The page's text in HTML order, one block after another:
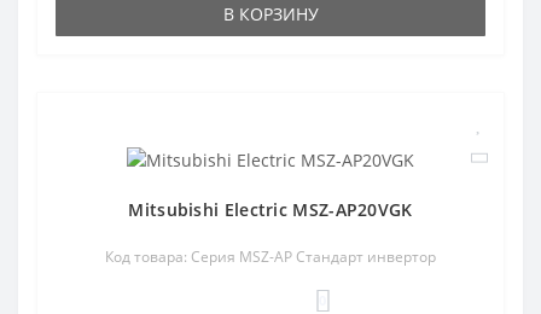
В КОРЗИНУ
Mitsubishi Electric MSZ-AP20VGK
Код товара: Серия MSZ-AP Стандарт инвертор